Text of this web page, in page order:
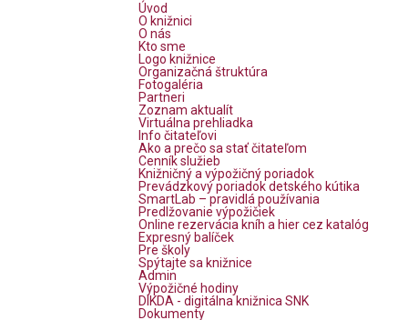
Úvod
O knižnici
O nás
Kto sme
Logo knižnice
Organizačná štruktúra
Fotogaléria
Partneri
Zoznam aktualít
Virtuálna prehliadka
Info čitateľovi
Ako a prečo sa stať čitateľom
Cenník služieb
Knižničný a výpožičný poriadok
Prevádzkový poriadok detského kútika
SmartLab – pravidlá používania
Predlžovanie výpožičiek
Online rezervácia kníh a hier cez katalóg
Expresný balíček
Pre školy
Spýtajte sa knižnice
Admin
Výpožičné hodiny
DIKDA - digitálna knižnica SNK
Dokumenty